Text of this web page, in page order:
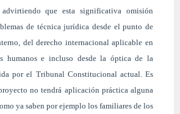
que esta significativa omisión
de técnica jurídica desde el punto de
del derecho internacional aplicable en
humanos e incluso desde la óptica de la
por el Tribunal Constitucional actual. Es
no tendrá aplicación práctica alguna
ya saben por ejemplo los familiares de los